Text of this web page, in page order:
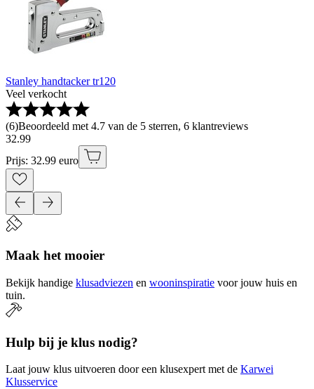
Stanley handtacker tr120
Veel verkocht
(6)Beoordeeld met 4.7 van de 5 sterren, 6 klantreviews
32.99
Prijs: 32.99 euro
Maak het mooier
Bekijk handige klusadviezen en wooninspiratie voor jouw huis en
tuin.
Hulp bij je klus nodig?
Laat jouw klus uitvoeren door een klusexpert met de Karwei
Klusservice